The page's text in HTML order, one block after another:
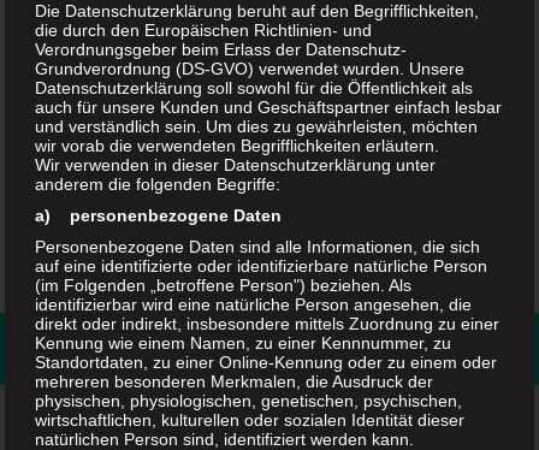
Wenn Anfang Februar die internationale
Spielwarenbranche in Nürnberg zusammenkommt, geht es
längst nicht nur um „Spielzeug“, sondern um
Produkttrends, Lizenzthemen, Handelstauglichkeit,
Safety/Compliance, internationale Distribution – und (für
uns besonders spannend) um Brettspiele, Roll-&-Write-
Konzepte und...
FOLGEN:
Suchen
Die Datenschutzerklärung beruht auf den Begrifflichkeiten,
die durch den Europäischen Richtlinien- und
Verordnungsgeber beim Erlass der Datenschutz-
Grundverordnung (DS-GVO) verwendet wurden. Unsere
Datenschutzerklärung soll sowohl für die Öffentlichkeit als
auch für unsere Kunden und Geschäftspartner einfach lesbar
und verständlich sein. Um dies zu gewährleisten, möchten
wir vorab die verwendeten Begrifflichkeiten erläutern.
Wir verwenden in dieser Datenschutzerklärung unter
anderem die folgenden Begriffe:
a) personenbezogene Daten
Personenbezogene Daten sind alle Informationen, die sich
auf eine identifizierte oder identifizierbare natürliche Person
(im Folgenden „betroffene Person") beziehen. Als
identifizierbar wird eine natürliche Person angesehen, die
direkt oder indirekt, insbesondere mittels Zuordnung zu einer
Kennung wie einem Namen, zu einer Kennnummer, zu
Standortdaten, zu einer Online-Kennung oder zu einem oder
mehreren besonderen Merkmalen, die Ausdruck der
physischen, physiologischen, genetischen, psychischen,
wirtschaftlichen, kulturellen oder sozialen Identität dieser
natürlichen Person sind, identifiziert werden kann.